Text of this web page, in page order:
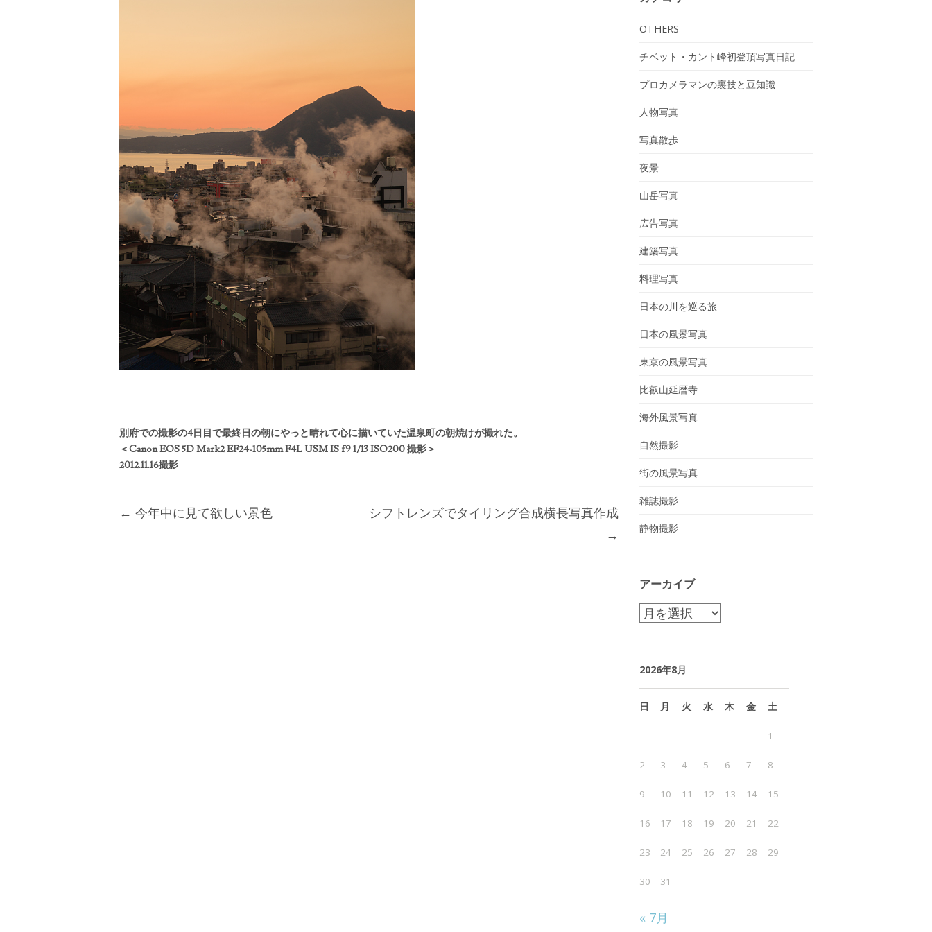
別府での撮影の4日目で最終日の朝にやっと晴れて心に描いていた温泉町の朝焼けが撮れた。
＜Canon EOS 5D Mark2 EF24-105mm F4L USM IS f9 1/13 ISO200 撮影＞
2012.11.16撮影
Post
← 今年中に見て欲しい景色
シフトレンズでタイリング合成横長写真作成
→
OTHERS
チベット・カント峰初登頂写真日記
プロカメラマンの裏技と豆知識
人物写真
写真散歩
夜景
山岳写真
広告写真
建築写真
料理写真
日本の川を巡る旅
日本の風景写真
東京の風景写真
比叡山延暦寺
海外風景写真
自然撮影
街の風景写真
雑誌撮影
静物撮影
アーカイブ
ア
イ
ブ
2026年8月
日 月 火 水 木 金 土
1
2 3 4 5 6 7 8
9 10 11 12 13 14 15
16 17 18 19 20 21 22
23 24 25 26 27 28 29
30 31
« 7月